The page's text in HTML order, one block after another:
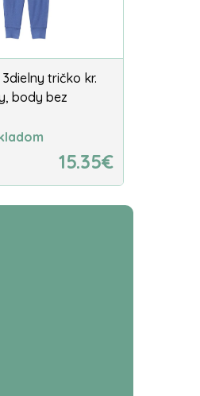
3dielny tričko kr.
body bez
15.35€